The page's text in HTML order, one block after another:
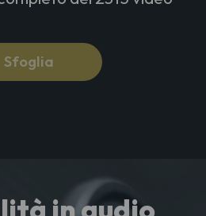
Sfoglia